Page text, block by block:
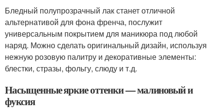
Бледный полупрозрачный лак станет отличной
альтернативой для фона френча, послужит
универсальным покрытием для маникюра под любой
наряд. Можно сделать оригинальный дизайн, используя
нежную розовую палитру и декоративные элементы:
блестки, стразы, фольгу, слюду и т.д.
Насыщенные яркие оттенки — малиновый и
фуксия